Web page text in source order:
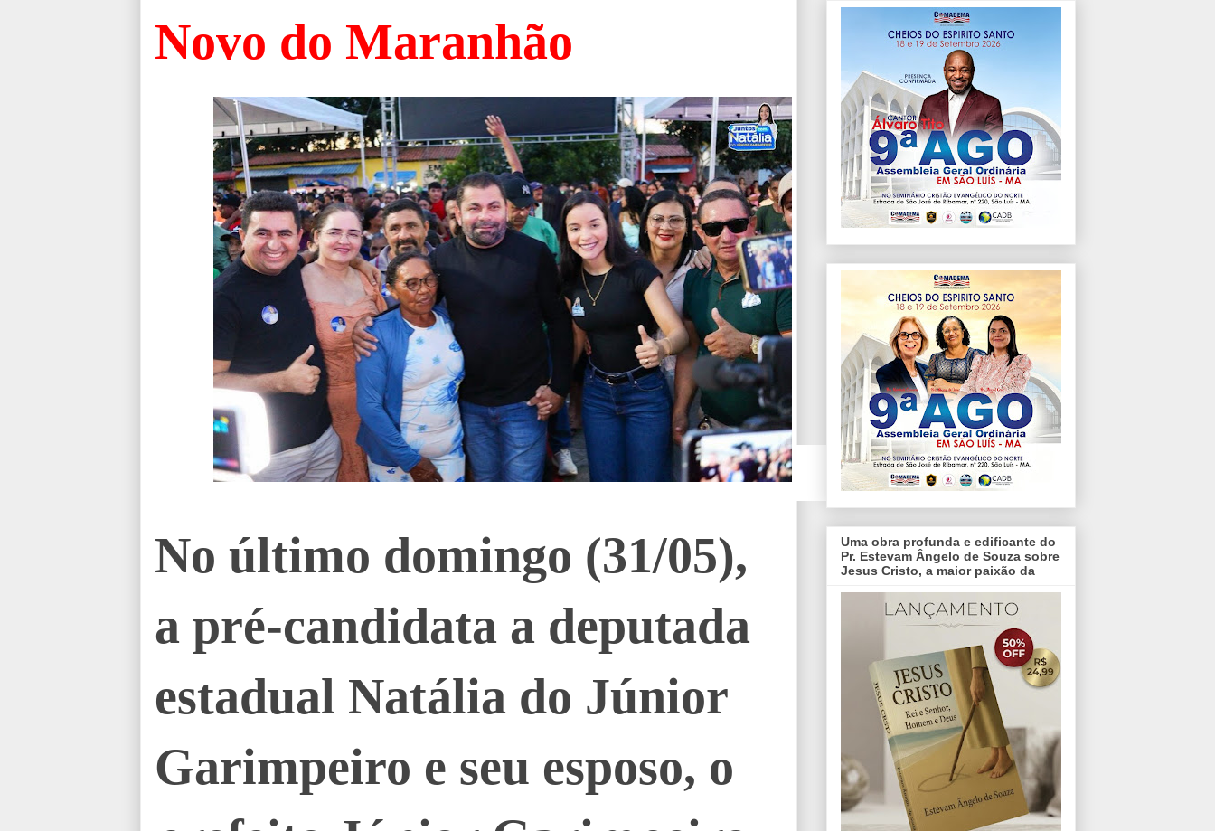
Novo do Maranhão
No último domingo (31/05),
a pré-candidata a deputada
estadual Natália do Júnior
Garimpeiro e seu esposo, o
Uma obra profunda e edificante do
Pr. Estevam Ângelo de Souza sobre
Jesus Cristo, a maior paixão da